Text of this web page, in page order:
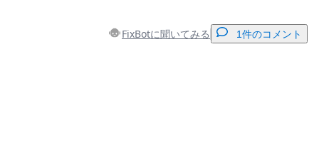
FixBotに聞いてみる 1件のコメント